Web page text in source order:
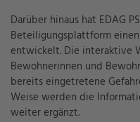
Darüber hinaus hat EDAG
Beteiligungsplattform
entwickelt. Die interaktive
Bewohnerinnen und
bereits eingetretene
Weise werden die
weiter ergänzt.